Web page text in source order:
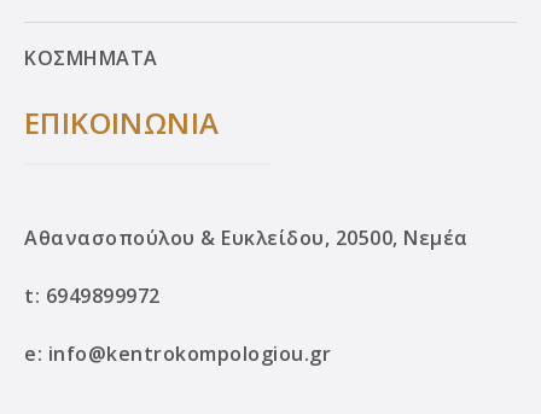
ΚΟΣΜΗΜΑΤΑ
ΕΠΙΚΟΙΝΩΝΙΑ
Αθανασοπούλου & Ευκλείδου, 20500, Νεμέα
t: 6949899972
e: info@kentrokompologiou.gr